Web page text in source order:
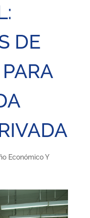
DE
Económico Y